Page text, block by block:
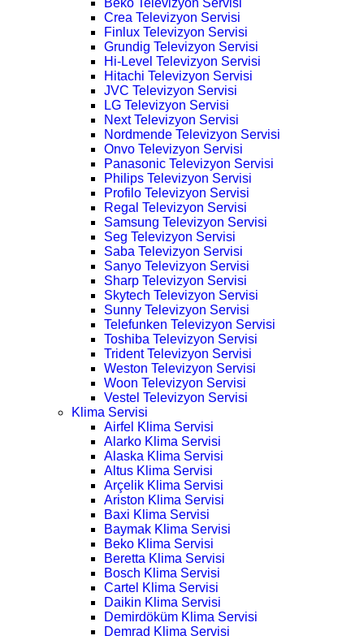
Crea Televizyon Servisi
Finlux Televizyon Servisi
Grundig Televizyon Servisi
Hi-Level Televizyon Servisi
Hitachi Televizyon Servisi
JVC Televizyon Servisi
LG Televizyon Servisi
Next Televizyon Servisi
Nordmende Televizyon Servisi
Onvo Televizyon Servisi
Panasonic Televizyon Servisi
Philips Televizyon Servisi
Profilo Televizyon Servisi
Regal Televizyon Servisi
Samsung Televizyon Servisi
Seg Televizyon Servisi
Saba Televizyon Servisi
Sanyo Televizyon Servisi
Sharp Televizyon Servisi
Skytech Televizyon Servisi
Sunny Televizyon Servisi
Telefunken Televizyon Servisi
Toshiba Televizyon Servisi
Trident Televizyon Servisi
Weston Televizyon Servisi
Woon Televizyon Servisi
Vestel Televizyon Servisi
Klima Servisi
Airfel Klima Servisi
Alarko Klima Servisi
Alaska Klima Servisi
Altus Klima Servisi
Arçelik Klima Servisi
Ariston Klima Servisi
Baxi Klima Servisi
Baymak Klima Servisi
Beko Klima Servisi
Beretta Klima Servisi
Bosch Klima Servisi
Cartel Klima Servisi
Daikin Klima Servisi
Demirdöküm Klima Servisi
Demrad Klima Servisi